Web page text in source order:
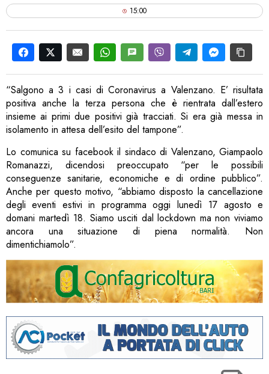
15:00
“Salgono a 3 i casi di Coronavirus a Valenzano. E’ risultata
positiva anche la terza persona che è rientrata dall’estero
insieme ai primi due positivi già tracciati. Si era già messa in
isolamento in attesa dell’esito del tampone”.
Lo comunica su facebook il sindaco di Valenzano, Giampaolo
Romanazzi, dicendosi preoccupato “per le possibili
conseguenze sanitarie, economiche e di ordine pubblico”.
Anche per questo motivo, “abbiamo disposto la cancellazione
degli eventi estivi in programma oggi lunedì 17 agosto e
domani martedì 18. Siamo usciti dal lockdown ma non viviamo
ancora una situazione di piena normalità. Non
dimentichiamolo”.